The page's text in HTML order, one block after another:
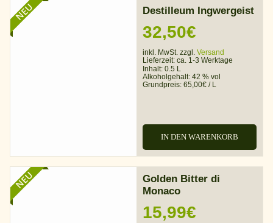
NEU Destilleum Ingwergeist
32,50€
inkl. MwSt. zzgl. Versand
Lieferzeit: ca. 1-3 Werktage
Inhalt: 0.5 L
Alkoholgehalt: 42 % vol
Grundpreis: 65,00€ / L
IN DEN WARENKORB
NEU
Golden Bitter di
Monaco
15,99€